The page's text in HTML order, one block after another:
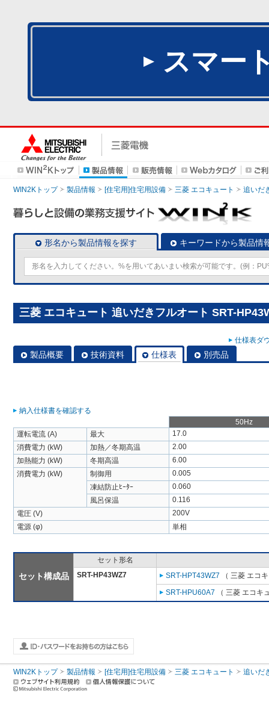
スマー
WIN2Kトップ 製品情報 [住宅用]住宅用設備 三菱 エコキュート 追いだ
形名から製品情報を探す キーワードから製品情
三菱 エコキュート 追いだきフルオート SRT-
仕様表ダ
製品概要 技術資料 仕様表 別売品
納入仕様書を確認する
50Hz
運転電流 (A)
最大
17.0
消費電力 (kW)
加熱／冬期高温
2.00
加熱能力 (kW)
冬期高温
6.00
消費電力 (kW)
制御用
0.005
凍結防止ﾋｰﾀｰ
0.060
風呂保温
0.116
電圧 (V)
200V
電源 (φ)
単相
セット構成品
セット形名
SRT-HP43WZ7
SRT-HPT43WZ7 （ 三菱 エコ
SRT-HPU60A7 （ 三菱 エコキ
WIN2Kトップ 製品情報 [住宅用]住宅用設備 三菱 エコキュート 追いだ